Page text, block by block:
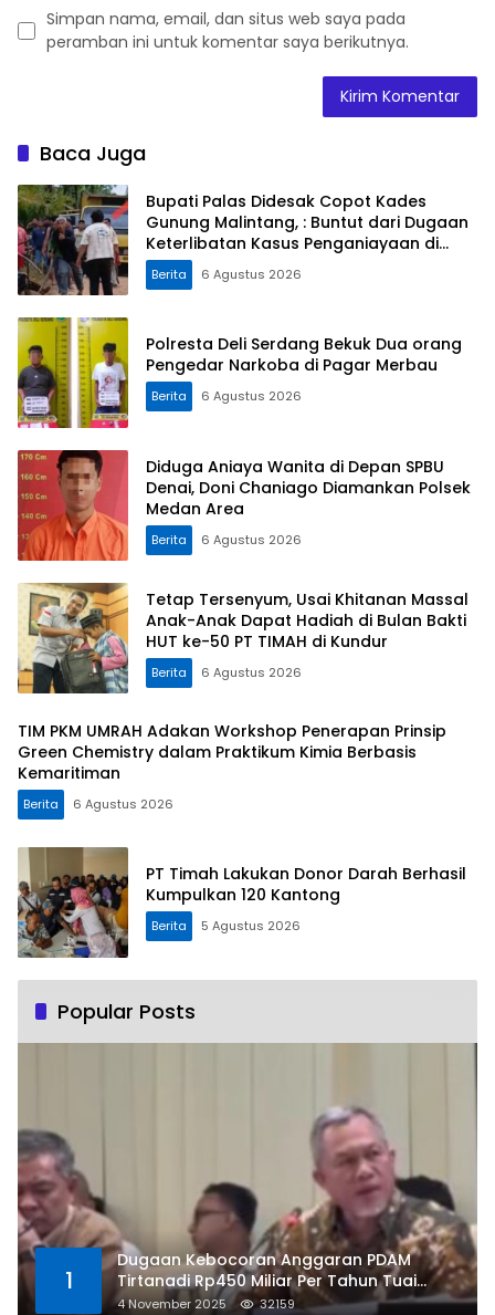
Simpan nama, email, dan situs web saya pada
peramban ini untuk komentar saya berikutnya.
Baca Juga
Bupati Palas Didesak Copot Kades
Gunung Malintang, : Buntut dari Dugaan
Keterlibatan Kasus Penganiayaan di
Dusun Balaka
Berita 6 Agustus 2026
Polresta Deli Serdang Bekuk Dua orang
Pengedar Narkoba di Pagar Merbau
Berita 6 Agustus 2026
Diduga Aniaya Wanita di Depan SPBU
Denai, Doni Chaniago Diamankan Polsek
Medan Area
Berita 6 Agustus 2026
Tetap Tersenyum, Usai Khitanan Massal
Anak-Anak Dapat Hadiah di Bulan Bakti
HUT ke-50 PT TIMAH di Kundur
Berita 6 Agustus 2026
TIM PKM UMRAH Adakan Workshop Penerapan Prinsip
Green Chemistry dalam Praktikum Kimia Berbasis
Kemaritiman
Berita 6 Agustus 2026
PT Timah Lakukan Donor Darah Berhasil
Kumpulkan 120 Kantong
Berita 5 Agustus 2026
Popular Posts
1
Dugaan Kebocoran Anggaran PDAM
Tirtanadi Rp450 Miliar Per Tahun Tuai
Kritikan
4 November 2025 32159